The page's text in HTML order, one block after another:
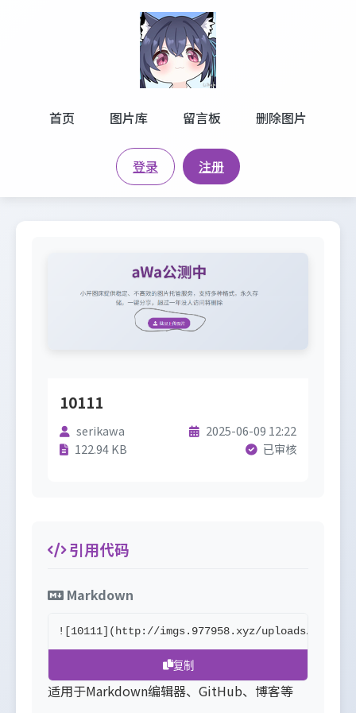
首页 图片库 留言板 删除图片
登录 注册
10111
serikawa
2025-06-09 12:22
122.94 KB
已审核
引用代码
Markdown
![10111](http://imgs.977958.xyz/uploads//
复制
适用于Markdown编辑器、GitHub、博客等